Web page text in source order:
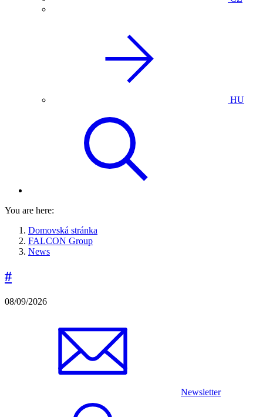
HU
You are here:
Domovská stránka
FALCON Group
News
#
08/09/2026
Newsletter